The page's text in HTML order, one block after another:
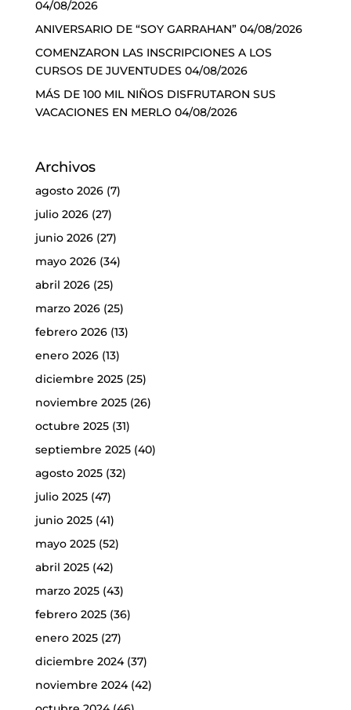
04/08/2026
ANIVERSARIO DE “SOY GARRAHAN” 04/08/2026
COMENZARON LAS INSCRIPCIONES A LOS
CURSOS DE JUVENTUDES 04/08/2026
MÁS DE 100 MIL NIÑOS DISFRUTARON SUS
VACACIONES EN MERLO 04/08/2026
Archivos
agosto 2026(7)
julio 2026(27)
junio 2026(27)
mayo 2026(34)
abril 2026(25)
marzo 2026(25)
febrero 2026(13)
enero 2026(13)
diciembre 2025(25)
noviembre 2025(26)
octubre 2025(31)
septiembre 2025(40)
agosto 2025(32)
julio 2025(47)
junio 2025(41)
mayo 2025(52)
abril 2025(42)
marzo 2025(43)
febrero 2025(36)
enero 2025(27)
diciembre 2024(37)
noviembre 2024(42)